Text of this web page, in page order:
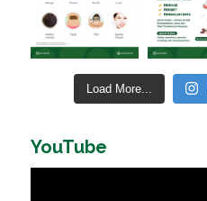
Load More...
YouTube